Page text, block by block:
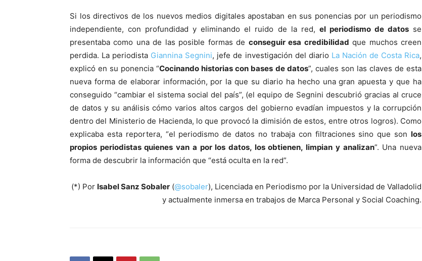
Si los directivos de los nuevos medios digitales apostaban en sus ponencias por un periodismo
independiente, con profundidad y eliminando el ruido de la red, el periodismo de datosse
presentaba como una de las posible formas de conseguir esa credibilidad que muchos creen
perdida. La periodista Giannina Segnini, jefe de investigación del diario La Nación de Costa Rica,
explicó en su ponencia “Cocinando historias con bases de datos”, cuales son las claves de esta
nueva forma de elaborar información, por la que su diario ha hecho una gran apuesta y que ha
conseguido “cambiar el sistema social del país”, (el equipo de Segnini descubrió gracias al cruce
de datos y su análisis cómo varios altos cargos del gobierno evadían impuestos y la corrupción
dentro del Ministerio de Hacienda, lo que provocó la dimisión de estos, entre otros logros). Como
explicaba esta reportera, “el periodismo de datos no trabaja con filtraciones sino que son los
propios periodistas quienes van a por los datos, los obtienen, limpian y analizan”. Una nueva
forma de descubrir la información que “está oculta en la red”.
(*) Por Isabel Sanz Sobaler (@sobaler), Licenciada en Periodismo por la Universidad de Valladolid
y actualmente inmersa en trabajos de Marca Personal y Social Coaching.